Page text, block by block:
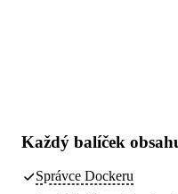
Každý balíček
Správce Dockeru